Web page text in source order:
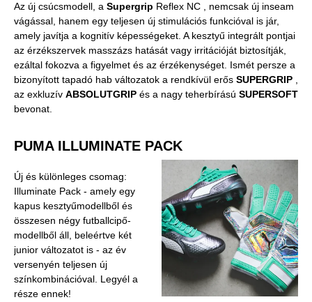
Az új csúcsmodell, a Supergrip Reflex NC , nemcsak új inseam
vágással, hanem egy teljesen új stimulációs funkcióval is jár,
amely javítja a kognitív képességeket. A kesztyű integrált pontjai
az érzékszervek masszázs hatását vagy irritációját biztosítják,
ezáltal fokozva a figyelmet és az érzékenységet. Ismét persze a
bizonyított tapadó hab változatok a rendkívül erős SUPERGRIP
az exkluzív ABSOLUTGRIP és a nagy teherbírású SUPERSOFT
bevonat.
PUMA ILLUMINATE PACK
Új és különleges csomag:
Illuminate Pack - amely egy
kapus kesztyűmodellből és
összesen négy futballcipő-
modellből áll, beleértve két
junior változatot is - az év
versenyén teljesen új
színkombinációval. Legyél a
része ennek!